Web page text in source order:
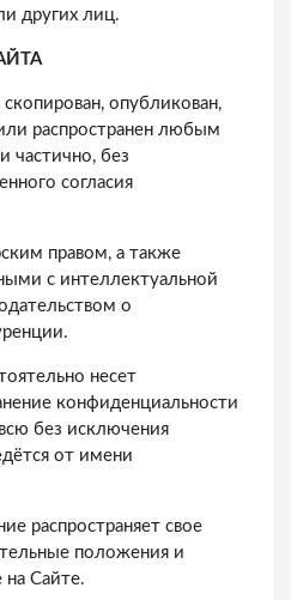
других лиц.
опубликован,
распространен любым
частично, без
согласия
правом, а также
с интеллектуальной
о
несет
конфиденциальности
без исключения
от имени
распространяет свое
положения и
на Сайте.